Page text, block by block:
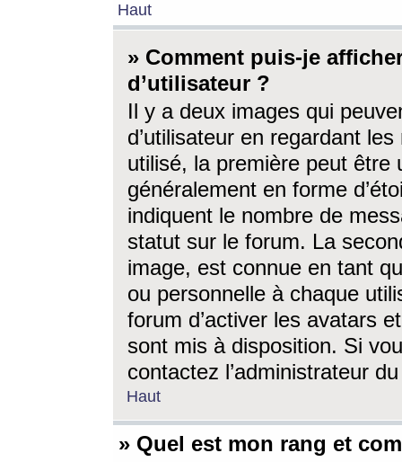
Haut
» Comment puis-je
d’utilisateur ?
Il y a deux images qui
d’utilisateur en regardant
utilisé, la première peut être
généralement en forme
indiquent le nombre de
statut sur le forum. La
image, est connue en tant
ou personnelle à chaque
forum d’activer les avatars
sont mis à disposition. Si
contactez l’administrateur
Haut
» Quel est mon rang et